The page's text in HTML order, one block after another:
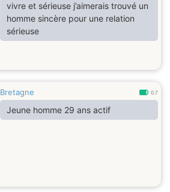
vivre et sérieuse j’aimerais trouvé un
homme sincère pour une relation
sérieuse
Bretagne 0.7
Jeune homme 29 ans actif